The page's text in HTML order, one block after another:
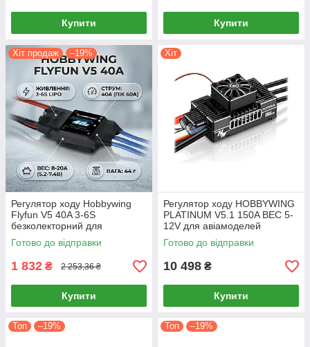
Купити Купити
Хіт продаж –19%
Регулятор ходу Hobbywing
Flyfun V5 40A 3-6S
безколекторний для
авіамоделей 40А
Готово до відправки
1 832 ₴ 2 253,36 ₴
Купити
Хіт
Регулятор ходу HOBBYWING
PLATINUM V5.1 150A BEC 5-
12V для авіамоделей
електричних вертольотів
Готово до відправки
10 498 ₴
Купити
Топ –19% Топ –19%